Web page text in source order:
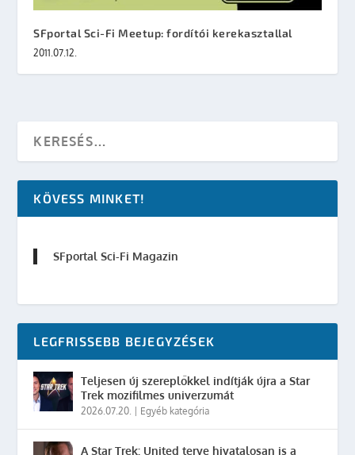
SFportal Sci-Fi Meetup: fordítói kerekasztallal
2011.07.12.
KÖVESS MINKET!
SFportal Sci-Fi Magazin
LEGFRISSEBB BEJEGYZÉSEK
Teljesen új szereplőkkel indítják újra a Star
Trek mozifilmes univerzumát
2026.07.20. Egyéb kategória
A Star Trek: United terve hivatalosan is a